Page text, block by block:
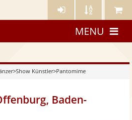
Künstler- Künstler Meine
MENU
>Show Künstler>Pantomime
Baden-